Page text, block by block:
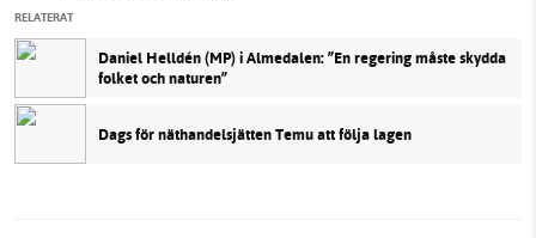
RELATERAT
Daniel Helldén (MP) i Almedalen: ”En regering måste skydda
folket och naturen”
Dags för näthandelsjätten Temu att följa lagen